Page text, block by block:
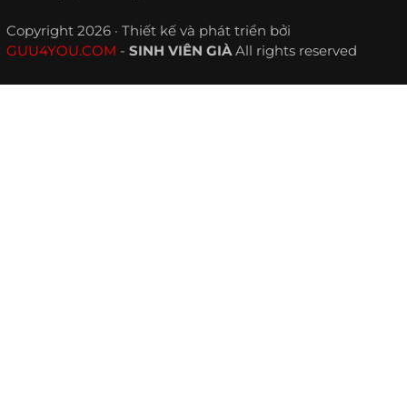
Copyright 2026 · Thiết kế và phát triển bởi
GUU4YOU.COM - SINH VIÊN GIÀAll rights reserved